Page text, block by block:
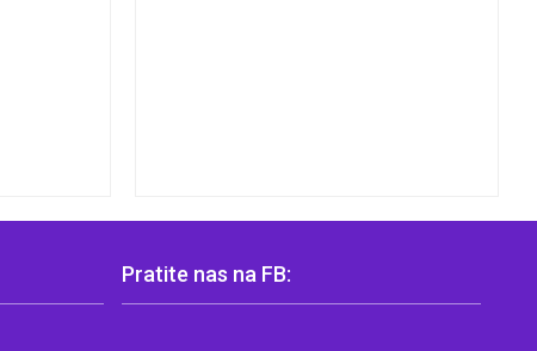
Pratite nas na FB: